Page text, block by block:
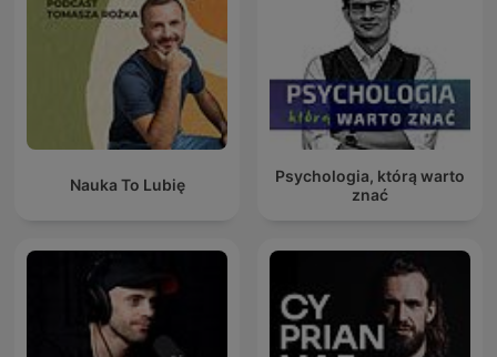
Nauka To Lubię
Psychologia, którą warto
znać